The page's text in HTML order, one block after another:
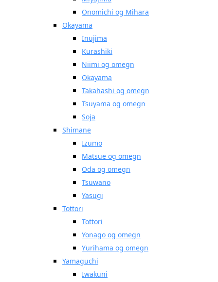
Onomichi og Mihara
Okayama
Inujima
Kurashiki
Niimi og omegn
Okayama
Takahashi og omegn
Tsuyama og omegn
Soja
Shimane
Izumo
Matsue og omegn
Oda og omegn
Tsuwano
Yasugi
Tottori
Tottori
Yonago og omegn
Yurihama og omegn
Yamaguchi
Iwakuni